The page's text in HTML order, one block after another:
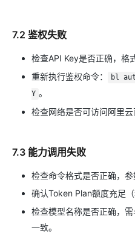
7.2 鉴权失败
检查API Key是否正确，格
重新执行鉴权命令：
bl
Y 。
检查网络是否可访问阿里云
7.3 能力调用失败
检查命令格式是否正确，参
确认Token Plan额度充足（
检查模型名称是否正确，
一致。